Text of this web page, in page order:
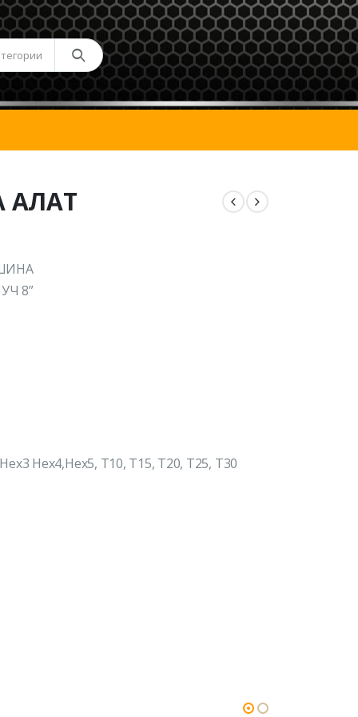
АЛАТ
8”
Hex4,Hex5, T10, T15, T20, T25, T30